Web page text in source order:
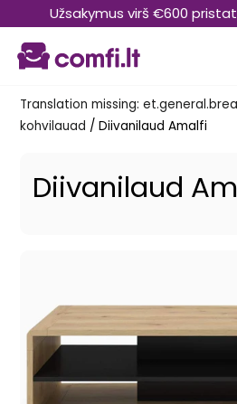
Translation
missing:
Užsakymus virš €600
Translation missing:
kohvilauad / Diivanilaud Amalfi
Diivanilaud